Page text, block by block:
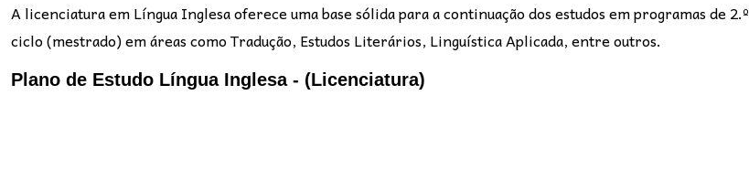
A licenciatura em Língua Inglesa oferece uma base sólida para a continuação dos estudos em programas de 2.º
ciclo (mestrado) em áreas como Tradução, Estudos Literários, Linguística Aplicada, entre outros.
Plano de Estudo Língua Inglesa - (Licenciatura)